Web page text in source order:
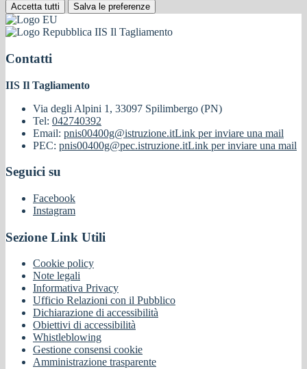
Accetta tutti Salva le preferenze
IIS Il Tagliamento
Contatti
IIS Il Tagliamento
Via degli Alpini 1, 33097 Spilimbergo (PN)
Tel: 042740392
Email: pnis00400g@istruzione.itLink per inviare una mail
PEC: pnis00400g@pec.istruzione.itLink per inviare una mail
Seguici su
Facebook
Instagram
Sezione Link Utili
Cookie policy
Note legali
Informativa Privacy
Ufficio Relazioni con il Pubblico
Dichiarazione di accessibilità
Obiettivi di accessibilità
Whistleblowing
Gestione consensi cookie
Amministrazione trasparente